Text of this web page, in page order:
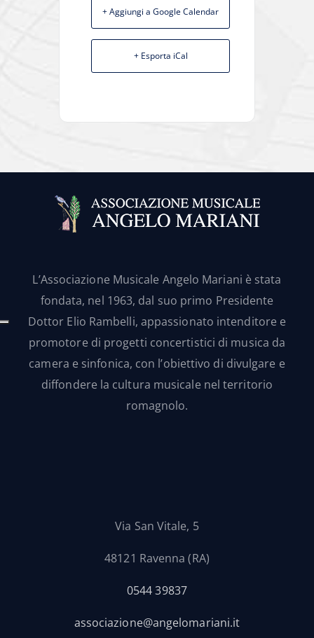
+ Aggiungi a Google Calendar
+ Esporta iCal
L’Associazione Musicale Angelo Mariani è stata
fondata, nel 1963, dal suo primo Presidente
Dottor Elio Rambelli, appassionato intenditore e
promotore di progetti concertistici di musica da
camera e sinfonica, con l’obiettivo di divulgare e
diffondere la cultura musicale nel territorio
romagnolo.
Via San Vitale, 5
48121 Ravenna (RA)
0544 39837
associazione@angelomariani.it